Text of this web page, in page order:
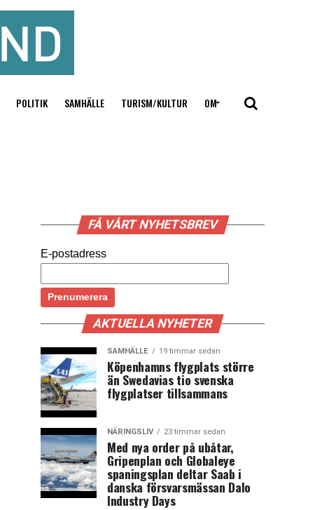
POLITIK SAMHÄLLE TURISM/KULTUR OM
FÅ VÅRT NYHETSBREV
E-postadress
AKTUELLA NYHETER
SAMHÄLLE 19 timmar sedan
Köpenhamns flygplats större
än Swedavias tio svenska
flygplatser tillsammans
NÄRINGSLIV 23 timmar sedan
Med nya order på ubåtar,
Gripenplan och Globaleye
spaningsplan deltar Saab i
danska försvarsmässan Dalo
Industry Days